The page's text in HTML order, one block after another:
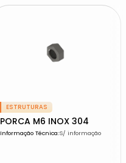
ESTRUTURAS
PORCA M6 INOX 304
Informação Técnica:S/ informação